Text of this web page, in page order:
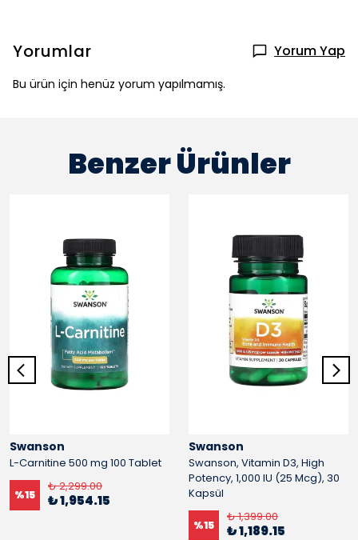
Yorumlar Yorum Yap
Bu ürün için henüz yorum yapılmamış.
Benzer Ürünler
Swanson
L-Carnitine 500 mg 100 Tablet
%15
₺ 2,299.00
₺ 1,954.15
Swanson
Swanson, Vitamin D3, High
Potency, 1,000 IU (25 Mcg), 30
Kapsül
%15
₺ 1,399.00
₺ 1,189.15